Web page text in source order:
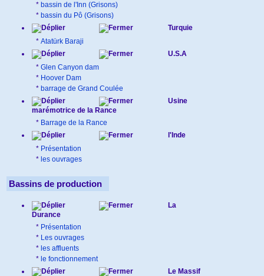
* bassin de l'Inn (Grisons)
* bassin du Pô (Grisons)
Turquie
* Atatürk Baraji
U.S.A
* Glen Canyon dam
* Hoover Dam
* barrage de Grand Coulée
Usine
marémotrice de la Rance
* Barrage de la Rance
l'Inde
* Présentation
* les ouvrages
Bassins de production
La
Durance
* Présentation
* Les ouvrages
* les affluents
* le fonctionnement
Le Massif